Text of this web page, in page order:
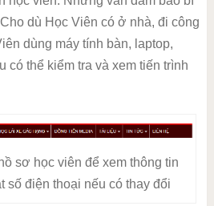
dù Học Viên có ở nhà, đi công
dùng máy tính bàn, laptop,
có thể kiểm tra và xem tiến trình
sơ học viên để xem thông tin
số điện thoại nếu có thay đổi